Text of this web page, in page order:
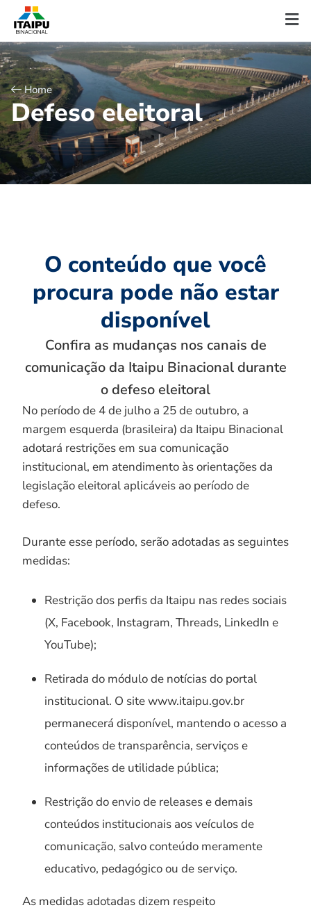
Home
Defeso eleitoral
O conteúdo que você
procura pode não estar
disponível
Confira as mudanças nos canais de
comunicação da Itaipu Binacional durante
o defeso eleitoral
No período de 4 de julho a 25 de outubro, a
margem esquerda (brasileira) da Itaipu Binacional
adotará restrições em sua comunicação
institucional, em atendimento às orientações da
legislação eleitoral aplicáveis ao período de
defeso.
Durante esse período, serão adotadas as seguintes
medidas:
Restrição dos perfis da Itaipu nas redes sociais
(X, Facebook, Instagram, Threads, LinkedIn e
YouTube);
Retirada do módulo de notícias do portal
institucional. O site www.itaipu.gov.br
permanecerá disponível, mantendo o acesso a
conteúdos de transparência, serviços e
informações de utilidade pública;
Restrição do envio de releases e demais
conteúdos institucionais aos veículos de
comunicação, salvo conteúdo meramente
educativo, pedagógico ou de serviço.
As medidas adotadas dizem respeito